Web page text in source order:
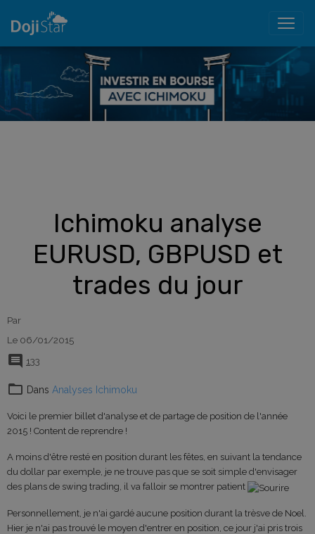
Ichimoku analyse
EURUSD, GBPUSD et
trades du jour
Par
Le 06/01/2015
133
Dans Analyses Ichimoku
Voici le premier billet d'analyse et de partage de position de l'année
2015 ! Content de reprendre !
A moins d'être resté en position durant les fêtes, en suivant la tendance
du dollar par exemple, je ne trouve pas que se soit simple d'envisager
des plans de swing trading, il va falloir se montrer patient
Personnellement, je n'ai gardé aucune position durant la trèsve de Noel.
Hier je n'ai pas trouvé le moyen d'entrer en position, ce jour j'ai pris trois